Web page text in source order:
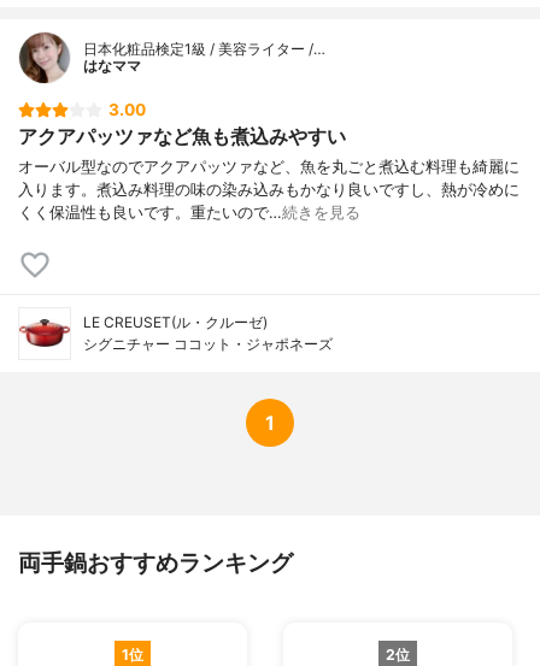
日本化粧品検定1級 / 美容ライター /…
はなママ
3.00
アクアパッツァなど魚も煮込みやすい
オーバル型なのでアクアパッツァなど、魚を丸ごと煮込む料理も綺麗に
入ります。煮込み料理の味の染み込みもかなり良いですし、熱が冷めに
くく保温性も良いです。重たいので…続きを見る
LE CREUSET(ル・クルーゼ)
シグニチャー ココット・ジャポネーズ
1
両手鍋おすすめランキング
1位 2位